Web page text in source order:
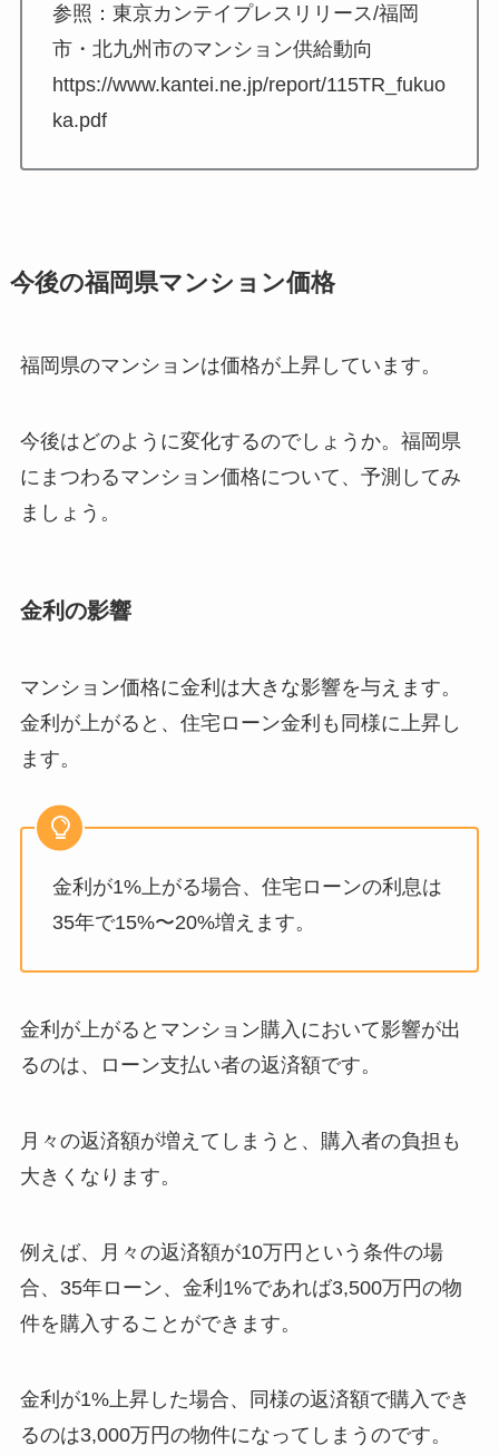
参照：東京カンテイプレスリリース/福岡
市・北九州市のマンション供給動向
https://www.kantei.ne.jp/report/115TR_fukuo
ka.pdf
今後の福岡県マンション価格
福岡県のマンションは価格が上昇しています。
今後はどのように変化するのでしょうか。福岡県
にまつわるマンション価格について、予測してみ
ましょう。
金利の影響
マンション価格に金利は大きな影響を与えます。
金利が上がると、住宅ローン金利も同様に上昇し
ます。
金利が1%上がる場合、住宅ローンの利息は
35年で15%〜20%増えます。
金利が上がるとマンション購入において影響が出
るのは、ローン支払い者の返済額です。
月々の返済額が増えてしまうと、購入者の負担も
大きくなります。
例えば、月々の返済額が10万円という条件の場
合、35年ローン、金利1%であれば3,500万円の物
件を購入することができます。
金利が1%上昇した場合、同様の返済額で購入でき
るのは3,000万円の物件になってしまうのです。